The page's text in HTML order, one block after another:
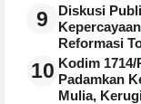
9
Diskusi
Reformasi
10 Kodim
Padamkan
Mulia,